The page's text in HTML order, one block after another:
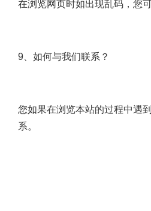
在浏览网页时如出现乱码，您
9、如何与我们联系？
您如果在浏览本站的过程中遇
系。